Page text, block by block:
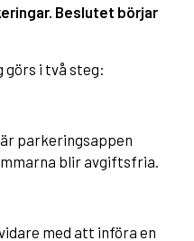
Beslutet börjar
i två steg:
är parkeringsappen
blir avgiftsfria.
med att införa en